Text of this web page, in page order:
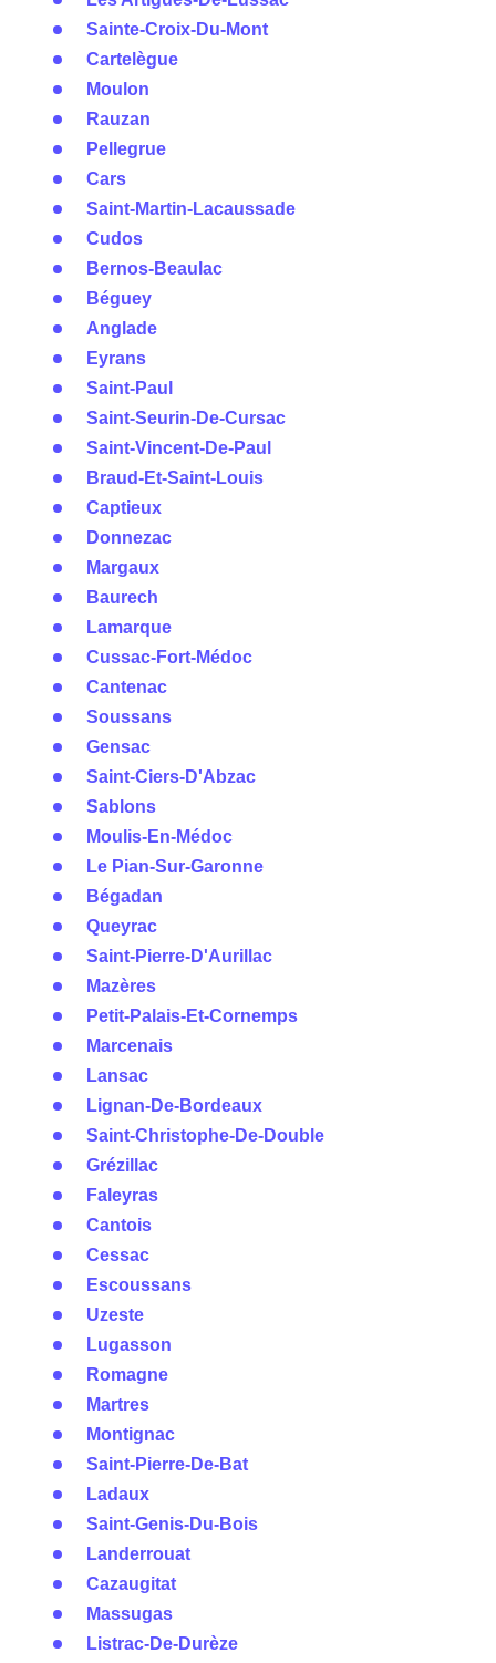
Sainte-Croix-Du-Mont
Cartelègue
Moulon
Rauzan
Pellegrue
Cars
Saint-Martin-Lacaussade
Cudos
Bernos-Beaulac
Béguey
Anglade
Eyrans
Saint-Paul
Saint-Seurin-De-Cursac
Saint-Vincent-De-Paul
Braud-Et-Saint-Louis
Captieux
Donnezac
Margaux
Baurech
Lamarque
Cussac-Fort-Médoc
Cantenac
Soussans
Gensac
Saint-Ciers-D'Abzac
Sablons
Moulis-En-Médoc
Le Pian-Sur-Garonne
Bégadan
Queyrac
Saint-Pierre-D'Aurillac
Mazères
Petit-Palais-Et-Cornemps
Marcenais
Lansac
Lignan-De-Bordeaux
Saint-Christophe-De-Double
Grézillac
Faleyras
Cantois
Cessac
Escoussans
Uzeste
Lugasson
Romagne
Martres
Montignac
Saint-Pierre-De-Bat
Ladaux
Saint-Genis-Du-Bois
Landerrouat
Cazaugitat
Massugas
Listrac-De-Durèze